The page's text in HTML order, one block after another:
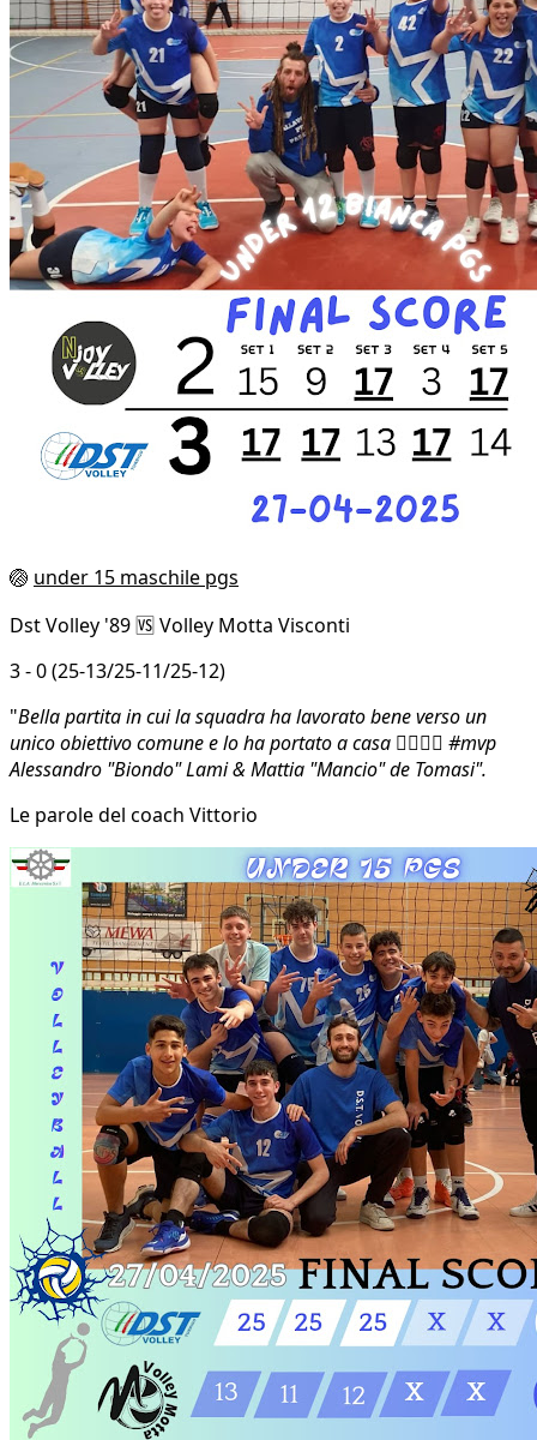
🏐 under 15 maschile pgs
Dst Volley '89 🆚 Volley Motta Visconti
3 - 0 (25-13/25-11/25-12)
"Bella partita in cui la squadra ha lavorato bene verso un
unico obiettivo comune e lo ha portato a casa 👍🏻💪🏻 #mvp
Alessandro "Biondo" Lami & Mattia "Mancio" de Tomasi".
Le parole del coach Vittorio